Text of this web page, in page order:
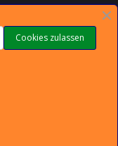


Cookies zulassen